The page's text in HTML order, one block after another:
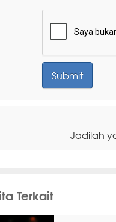
Jadilah
Terkait